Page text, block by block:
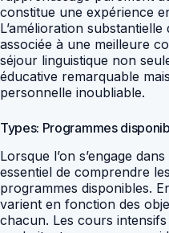
constitue une expérience
L’amélioration
associée à une meilleure
séjour linguistique non
éducative remarquable
personnelle inoubliable.
Types: Programmes
Lorsque l’on s’engage
essentiel de comprendre
programmes disponibles.
varient en fonction des
chacun. Les cours